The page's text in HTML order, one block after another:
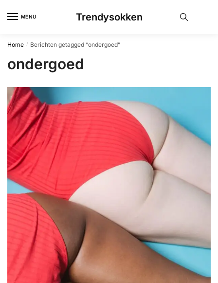
MENU Trendysokken
Home / Berichten getagged “ondergoed”
ondergoed